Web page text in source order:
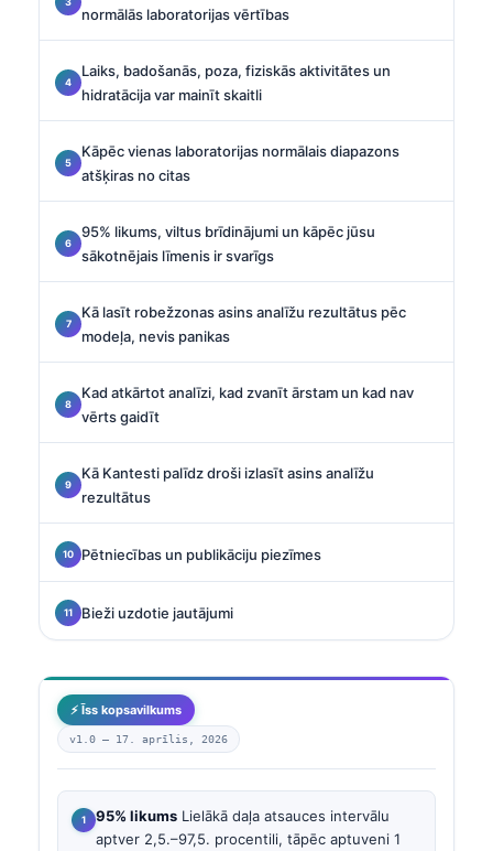
normālās laboratorijas vērtības
Laiks, badošanās, poza, fiziskās aktivitātes un
hidratācija var mainīt skaitli
Kāpēc vienas laboratorijas normālais diapazons
atšķiras no citas
95% likums, viltus brīdinājumi un kāpēc jūsu
sākotnējais līmenis ir svarīgs
Kā lasīt robežzonas asins analīžu rezultātus pēc
modeļa, nevis panikas
Kad atkārtot analīzi, kad zvanīt ārstam un kad nav
vērts gaidīt
Kā Kantesti palīdz droši izlasīt asins analīžu
rezultātus
Pētniecības un publikāciju piezīmes
Bieži uzdotie jautājumi
⚡ Īss kopsavilkums
v1.0 — 17. aprīlis, 2026
95% likums Lielākā daļa atsauces intervālu
aptver 2,5.–97,5. procentili, tāpēc aptuveni 1